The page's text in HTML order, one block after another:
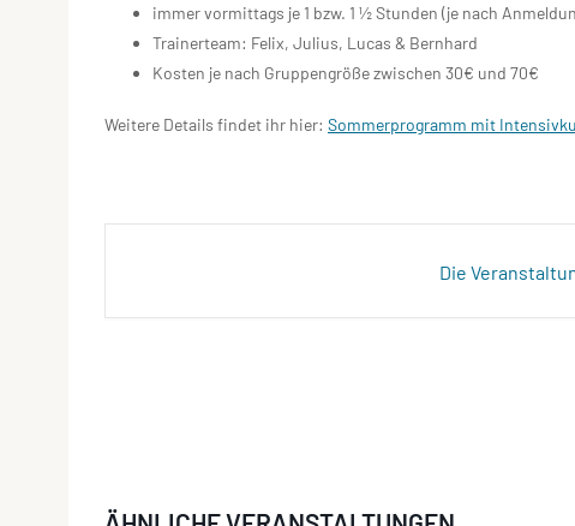
immer vormittags je 1 bzw. 1 ½ Stunden (je nach
Trainerteam: Felix, Julius, Lucas & Bernhard
Kosten je nach Gruppengröße zwischen 30€ und 70€
Weitere Details findet ihr hier: Sommerprogramm mit
Die